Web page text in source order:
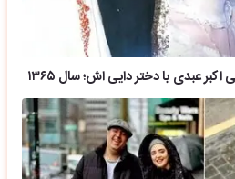
عبدی با دختر دایی اش؛ سال ۱۳۶۵